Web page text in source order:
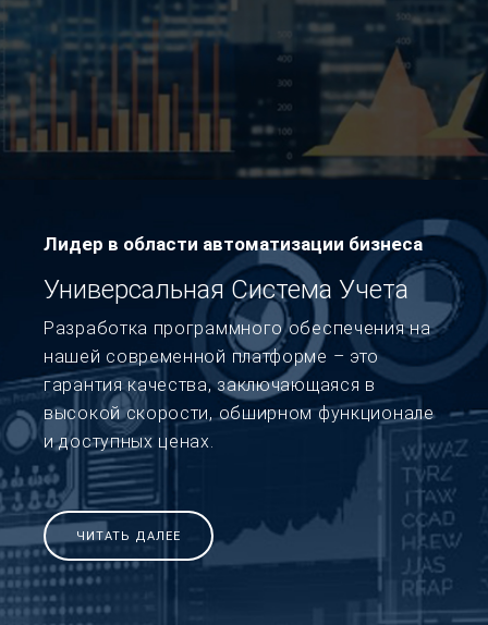
Лидер в области автоматизации бизнеса
Универсальная Система Учета
Разработка программного обеспечения на
нашей современной платформе – это
гарантия качества, заключающаяся в
высокой скорости, обширном функционале
и доступных ценах.
ЧИТАТЬ ДАЛЕЕ